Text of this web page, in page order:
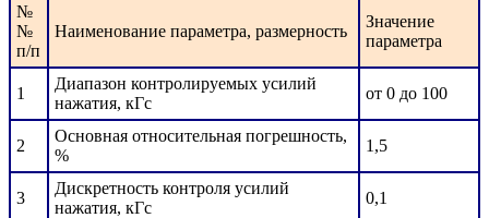
№
№
п/п
Наименование параметра, размерность
Значение
параметра
1
Диапазон контролируемых усилий
нажатия, кГс
от 0 до 100
2
Основная относительная погрешность,
%
1,5
3
Дискретность контроля усилий
нажатия, кГс
0,1